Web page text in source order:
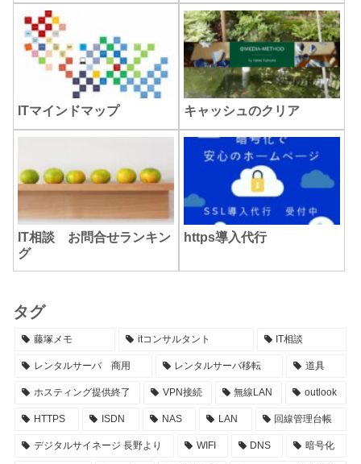
ITマインドマップ キャッシュのクリア
IT相談 お問合せランキン
グ
https導入代行
タグ
藤塚メモ itコンサルタント IT相談
レンタルサーバ 商用 レンタルサーバ移転 道具
ホスティング提供終了 VPN接続 無線LAN outlook
HTTPS ISDN NAS LAN 回線管理台帳
デジタルサイネージ 長野より WIFI DNS 暗号化